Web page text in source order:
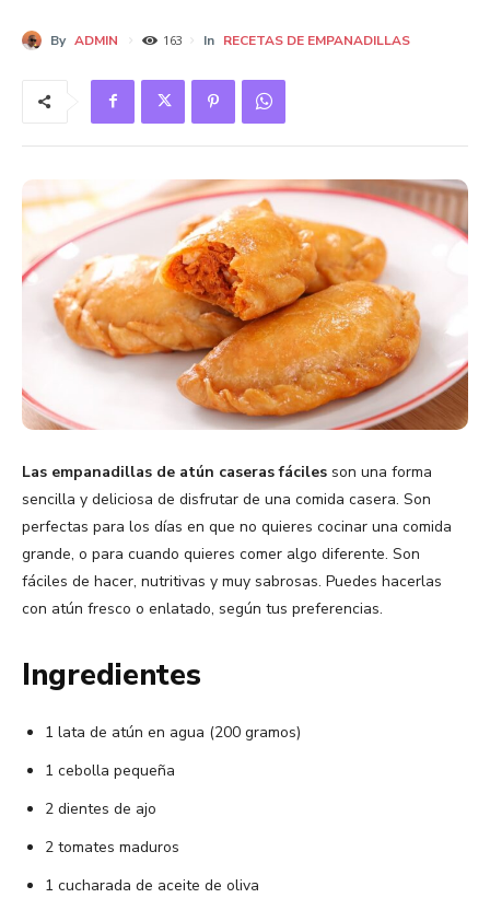
By ADMIN 163 In RECETAS DE EMPANADILLAS
Las empanadillas de atún caseras fáciles son una forma
sencilla y deliciosa de disfrutar de una comida casera. Son
perfectas para los días en que no quieres cocinar una comida
grande, o para cuando quieres comer algo diferente. Son
fáciles de hacer, nutritivas y muy sabrosas. Puedes hacerlas
con atún fresco o enlatado, según tus preferencias.
Ingredientes
1 lata de atún en agua (200 gramos)
1 cebolla pequeña
2 dientes de ajo
2 tomates maduros
1 cucharada de aceite de oliva